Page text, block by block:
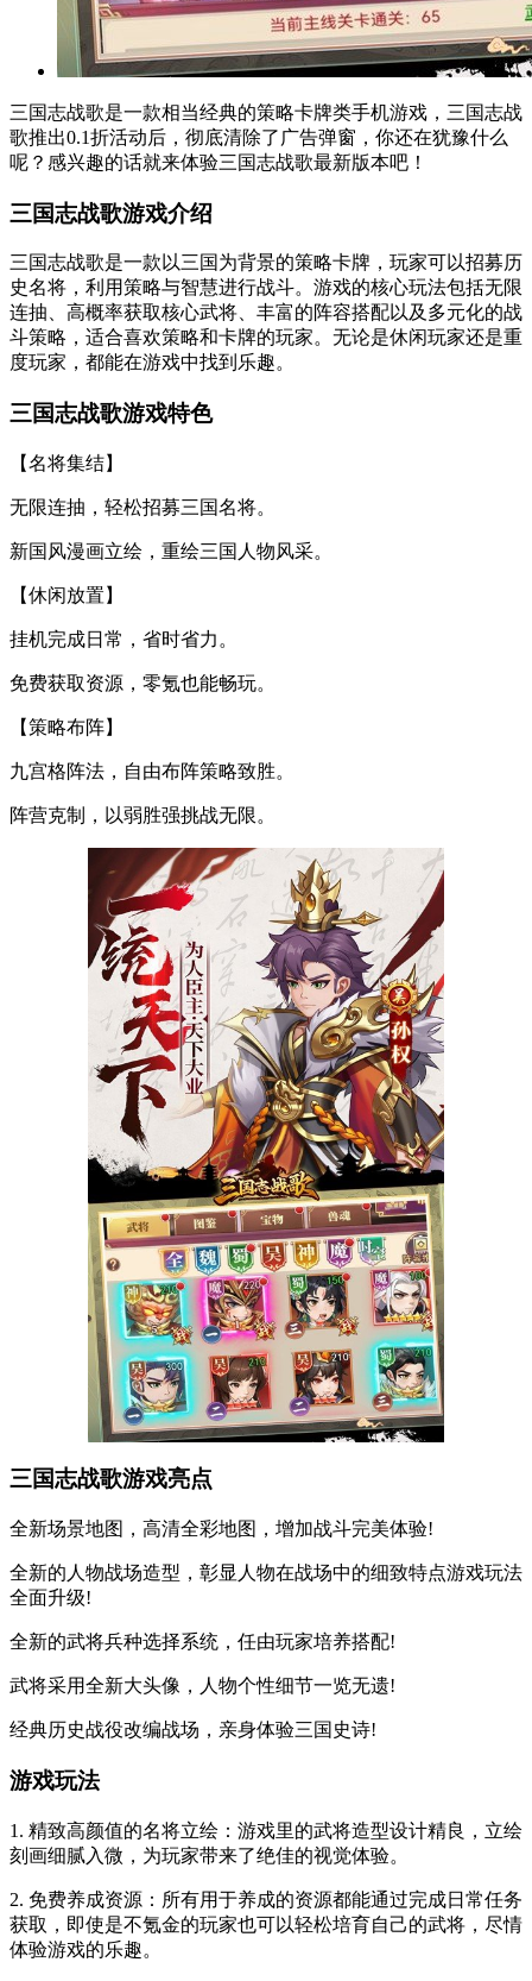
三国志战歌是一款相当经典的策略卡牌类手机游戏，三国志战
歌推出0.1折活动后，彻底清除了广告弹窗，你还在犹豫什么
呢？感兴趣的话就来体验三国志战歌最新版本吧！
三国志战歌游戏介绍
三国志战歌是一款以三国为背景的策略卡牌，玩家可以招募历
史名将，利用策略与智慧进行战斗。游戏的核心玩法包括无限
连抽、高概率获取核心武将、丰富的阵容搭配以及多元化的战
斗策略，适合喜欢策略和卡牌的玩家。无论是休闲玩家还是重
度玩家，都能在游戏中找到乐趣。
三国志战歌游戏特色
【名将集结】
无限连抽，轻松招募三国名将。
新国风漫画立绘，重绘三国人物风采。
【休闲放置】
挂机完成日常，省时省力。
免费获取资源，零氪也能畅玩。
【策略布阵】
九宫格阵法，自由布阵策略致胜。
阵营克制，以弱胜强挑战无限。
三国志战歌游戏亮点
全新场景地图，高清全彩地图，增加战斗完美体验!
全新的人物战场造型，彰显人物在战场中的细致特点游戏玩法
全面升级!
全新的武将兵种选择系统，任由玩家培养搭配!
武将采用全新大头像，人物个性细节一览无遗!
经典历史战役改编战场，亲身体验三国史诗!
游戏玩法
1. 精致高颜值的名将立绘：游戏里的武将造型设计精良，立绘
刻画细腻入微，为玩家带来了绝佳的视觉体验。
2. 免费养成资源：所有用于养成的资源都能通过完成日常任务
获取，即使是不氪金的玩家也可以轻松培育自己的武将，尽情
体验游戏的乐趣。